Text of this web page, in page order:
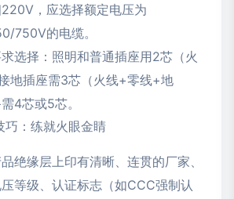
，应选择额定电压为
750V的电缆。
选择：照明和普通插座用2芯（火
地插座需3芯（火线+零线+地
4芯或5芯。
巧：练就火眼金睛
品绝缘层上印有清晰、连贯的厂家、
等级、认证标志（如CCC强制认